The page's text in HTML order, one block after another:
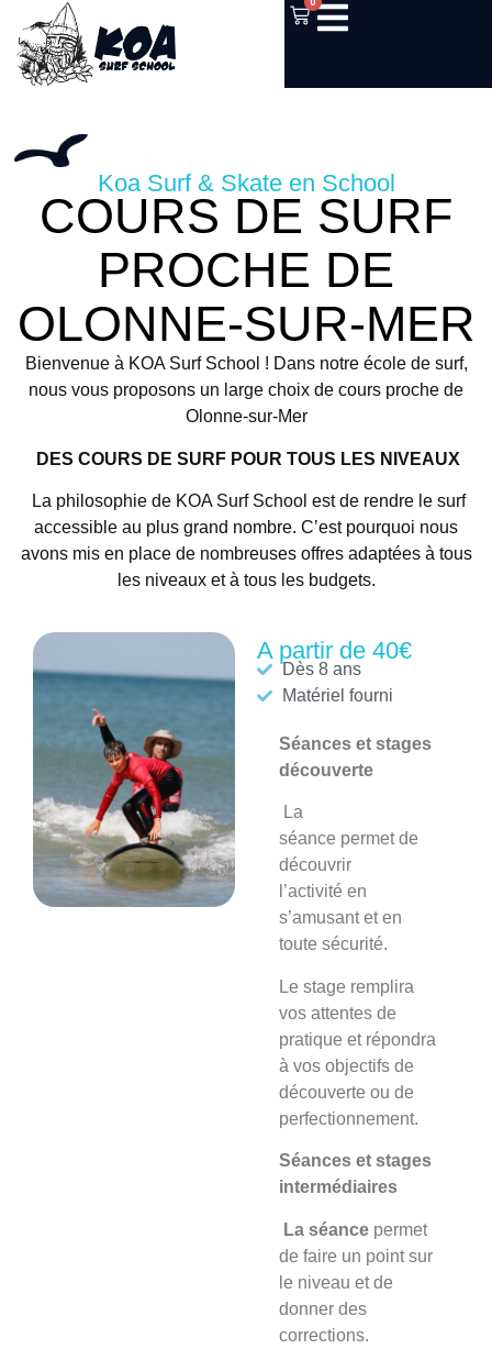
Koa Surf & Skate en School
COURS DE SURF
PROCHE DE
OLONNE-SUR-MER
Bienvenue à KOA Surf School ! Dans notre école de surf,
nous vous proposons un large choix de cours proche de
Olonne-sur-Mer
DES COURS DE SURF POUR TOUS LES NIVEAUX
La philosophie de KOA Surf School est de rendre le surf
accessible au plus grand nombre. C’est pourquoi nous
avons mis en place de nombreuses offres adaptées à tous
les niveaux et à tous les budgets.
A partir de 40€
Dès 8 ans
Matériel fourni
Séances et stages
découverte
La
séance permet de
découvrir
l’activité en
s’amusant et en
toute sécurité.
Le stage remplira
vos attentes de
pratique et répondra
à vos objectifs de
découverte ou de
perfectionnement.
Séances et stages
intermédiaires
La séance permet
de faire un point sur
le niveau et de
donner des
corrections.